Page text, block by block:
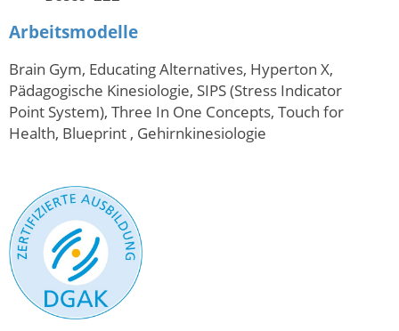
Arbeitsmodelle
Brain Gym, Educating Alternatives, Hyperton X,
Pädagogische Kinesiologie, SIPS (Stress Indicator
Point System), Three In One Concepts, Touch for
Health, Blueprint , Gehirnkinesiologie